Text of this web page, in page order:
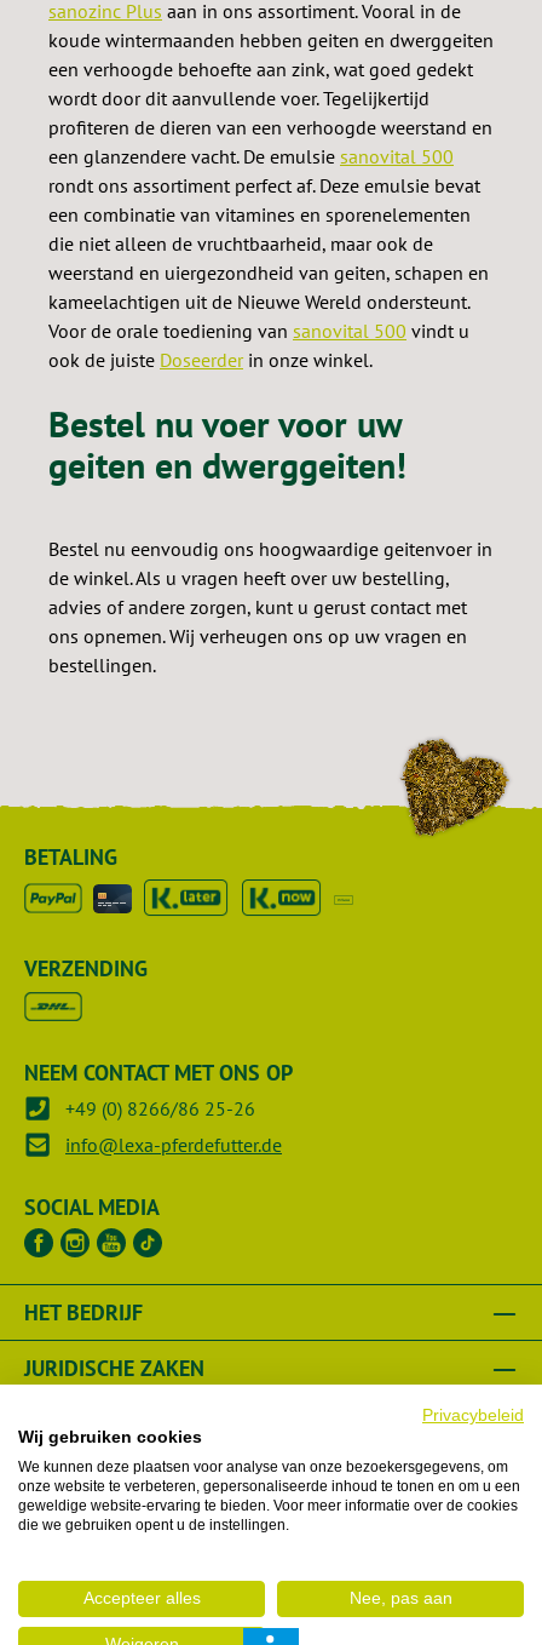
sanozinc Plus aan in ons assortiment. Vooral in de
koude wintermaanden hebben geiten en dwerggeiten
een verhoogde behoefte aan zink, wat goed gedekt
wordt door dit aanvullende voer. Tegelijkertijd
profiteren de dieren van een verhoogde weerstand en
een glanzendere vacht. De emulsie sanovital 500
rondt ons assortiment perfect af. Deze emulsie bevat
een combinatie van vitamines en sporenelementen
die niet alleen de vruchtbaarheid, maar ook de
weerstand en uiergezondheid van geiten, schapen en
kameelachtigen uit de Nieuwe Wereld ondersteunt.
Voor de orale toediening van sanovital 500 vindt u
ook de juiste Doseerderin onze winkel.
Bestel nu voer voor uw
geiten en dwerggeiten!
Bestel nu eenvoudig ons hoogwaardige geitenvoer in
de winkel. Als u vragen heeft over uw bestelling,
advies of andere zorgen, kunt u gerust contact met
ons opnemen. Wij verheugen ons op uw vragen en
bestellingen.
BETALING
VERZENDING
NEEM CONTACT MET ONS OP
+49 (0) 8266/86 25-26
info@lexa-pferdefutter.de
SOCIAL MEDIA
HET BEDRIJF
JURIDISCHE ZAKEN
VERKOPER
WIJ HELPEN U
bestellingen kunnen accepteren met een afleveradres in
Nederland. Wil je je bestelling in een ander land laten
Privacybeleid
Wij gebruiken cookies
We kunnen deze plaatsen voor analyse van onze bezoekersgegevens, om
onze website te verbeteren, gepersonaliseerde inhoud te tonen en om u een
geweldige website-ervaring te bieden. Voor meer informatie over de cookies
die we gebruiken opent u de instellingen.
Accepteer alles Nee, pas aan